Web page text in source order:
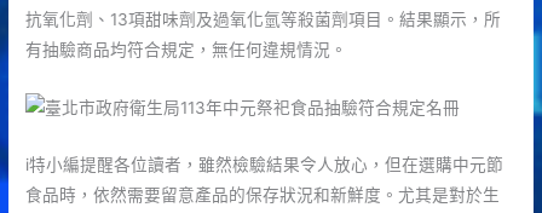
抗氧化劑、13項甜味劑及過氧化氫等殺菌劑項目。結果顯示，所
有抽驗商品均符合規定，無任何違規情況。
i特小編提醒各位讀者，雖然檢驗結果令人放心，但在選購中元節
食品時，依然需要留意產品的保存狀況和新鮮度。尤其是對於生